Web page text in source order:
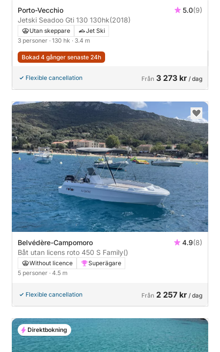
Porto-Vecchio 5.0(9)
Jetski Seadoo Gti 130 130hk(2018)
Utan skeppare
Jet Ski
3 personer · 130 hk · 3.4 m
Bokad 4 gånger senaste 24h
Flexible cancellation Från 3 273 kr / dag
Belvédère-Campomoro 4.9(8)
Båt utan licens roto 450 S Family()
Without licence
Superägare
5 personer · 4.5 m
Flexible cancellation Från 2 257 kr / dag
Direktbokning